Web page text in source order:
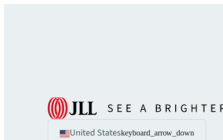
United Stateskeyboard_arrow_down